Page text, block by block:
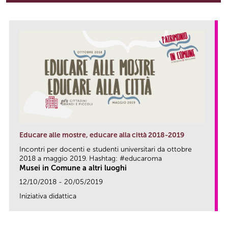
Educare alle mostre, educare alla città 2018-2019
Incontri per docenti e studenti universitari da ottobre
2018 a maggio 2019. Hashtag: #educaroma
Musei in Comune a altri luoghi
12/10/2018 - 20/05/2019
Iniziativa didattica